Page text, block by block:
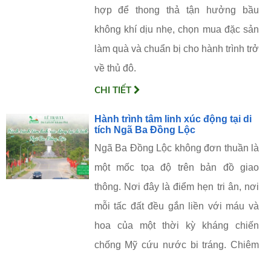
hợp để thong thả tận hưởng bầu
không khí dịu nhẹ, chọn mua đặc sản
làm quà và chuẩn bị cho hành trình trở
về thủ đô.
CHI TIẾT
Hành trình tâm linh xúc động tại di
tích Ngã Ba Đồng Lộc
Ngã Ba Đồng Lộc không đơn thuần là
một mốc tọa độ trên bản đồ giao
thông. Nơi đây là điểm hẹn tri ân, nơi
mỗi tấc đất đều gắn liền với máu và
hoa của một thời kỳ kháng chiến
chống Mỹ cứu nước bi tráng. Chiêm